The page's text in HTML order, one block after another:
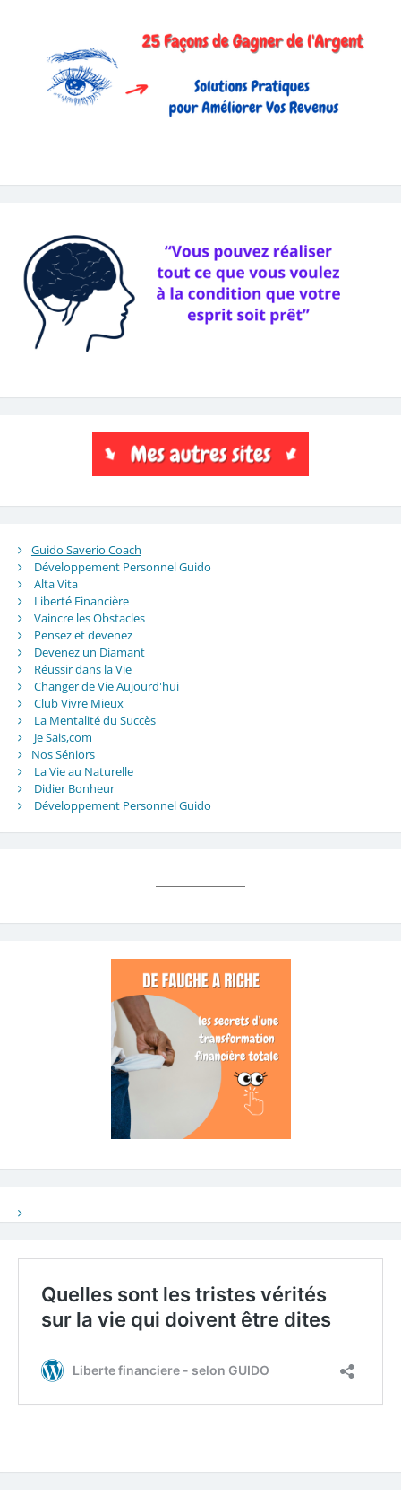
Guido Saverio Coach
Développement Personnel Guido
Alta Vita
Liberté Financière
Vaincre les Obstacles
Pensez et devenez
Devenez un Diamant
Réussir dans la Vie
Changer de Vie Aujourd'hui
Club Vivre Mieux
La Mentalité du Succès
Je Sais,com
Nos Séniors
La Vie au Naturelle
Didier Bonheur
Développement Personnel Guido